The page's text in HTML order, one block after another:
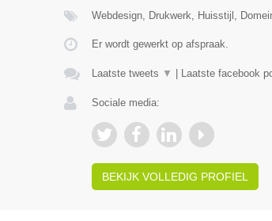
Webdesign, Drukwerk, Huisstijl,
Er wordt gewerkt op afspraak.
Laatste tweets ▼ Laatste facebook
Sociale media:
BEKIJK VOLLEDIG PROFIEL